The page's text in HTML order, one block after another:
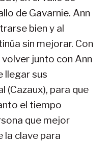
de Gavarnie. Ann
bien y al
sin mejorar. Con
junto con Ann
llegar sus
(Cazaux), para que
el tiempo
que mejor
la clave para